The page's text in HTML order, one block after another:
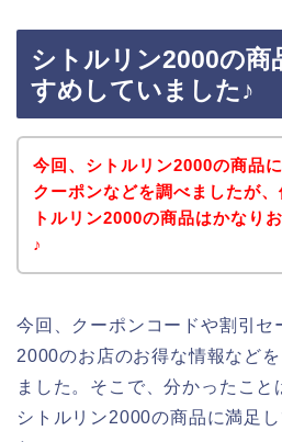
シトルリン2000の商
すめしていました♪
今回、シトルリン2000の商品
クーポンなどを調べましたが
トルリン2000の商品はかなり
♪
今回、クーポンコードや割引セ
2000のお店のお得な情報など
ました。そこで、分かったこ
シトルリン2000の商品に満足